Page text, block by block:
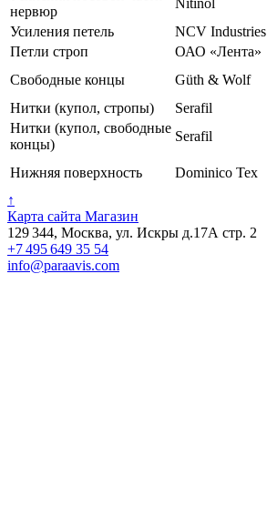
нервюр
Nitinol
Усиления петель
NCV Industries
Петли строп
ОАО «Лента»
Свободные концы
Güth & Wolf
Нитки (купол, стропы)
Serafil
Нитки (купол, свободные
концы)
Serafil
Нижняя поверхность Dominico Tex
↑
Карта сайта Магазин
129 344, Москва, ул. Искры д.17А стр. 2
+7 495 649 35 54
info@paraavis.com